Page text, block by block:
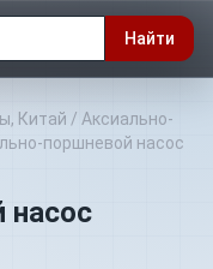
Найти
Китай / Аксиально-
поршневой насос
насос